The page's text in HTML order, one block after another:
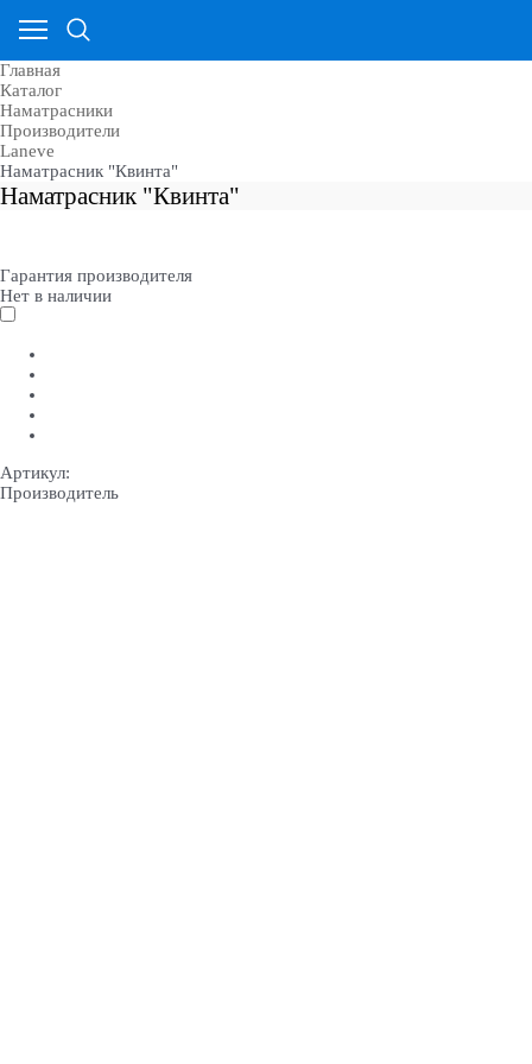
Главная
Каталог
Наматрасники
Производители
Laneve
Наматрасник "Квинта"
Наматрасник "Квинта"
Гарантия производителя
Нет в наличии
Артикул:
Производитель